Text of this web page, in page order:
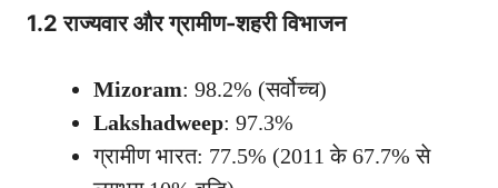
1.2 राज्यवार और ग्रामीण-शहरी विभाजन
Mizoram: 98.2% (सर्वोच्च)
Lakshadweep: 97.3%
ग्रामीण भारत: 77.5% (2011 के 67.7% से